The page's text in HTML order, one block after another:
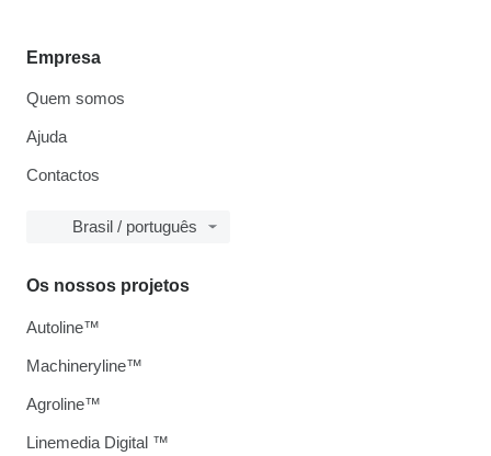
Empresa
Quem somos
Ajuda
Contactos
Brasil / português
Os nossos projetos
Autoline™
Machineryline™
Agroline™
Linemedia Digital ™